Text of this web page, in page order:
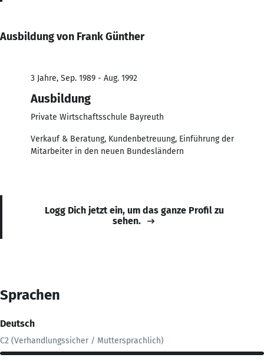
Ausbildung von Frank Günther
3 Jahre, Sep. 1989 - Aug. 1992
Ausbildung
Private Wirtschaftsschule Bayreuth
Verkauf & Beratung, Kundenbetreuung, Einführung der
Mitarbeiter in den neuen Bundesländern
Logg Dich jetzt ein, um das ganze Profil zu
sehen.
Sprachen
Deutsch
C2 (Verhandlungssicher / Muttersprachlich)